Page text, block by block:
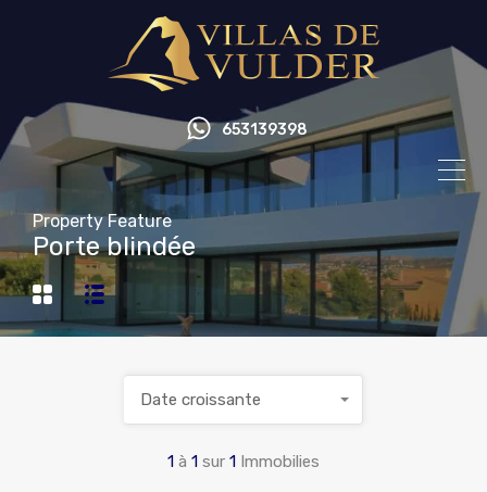
653139398
Property Feature
Porte blindée
1 à 1 sur 1 Immobilies
Date croissante